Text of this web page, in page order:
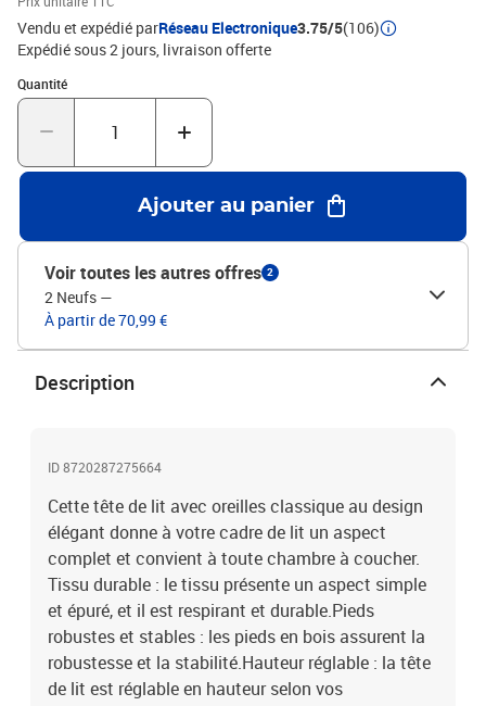
clairMatériau : tissu (100 % polyester), bois d'ingénierie, bois de
mélèze massifMatériau de remplissage : mousseDimensions
totales : 93 x 16 x 118/128 cm (l x P x H)La livraison contient :1 x
tête de lit2 x oreille
Vendu et expédié parRéseau Electronique3.75/5(106)
Expédié sous 2 jours livraison offerte
Quantité
Quantité : 1
Ajouter au panier
Voir toutes les autres offres 2
2 Neufs —
À partir de 70,99 €
Description
ID 8720287275664
Cette tête de lit avec oreilles classique au design
élégant donne à votre cadre de lit un aspect
complet et convient à toute chambre à coucher.
Tissu durable : le tissu présente un aspect simple
et épuré, et il est respirant et durable.Pieds
robustes et stables : les pieds en bois assurent la
robustesse et la stabilité.Hauteur réglable : la tête
de lit est réglable en hauteur selon vos